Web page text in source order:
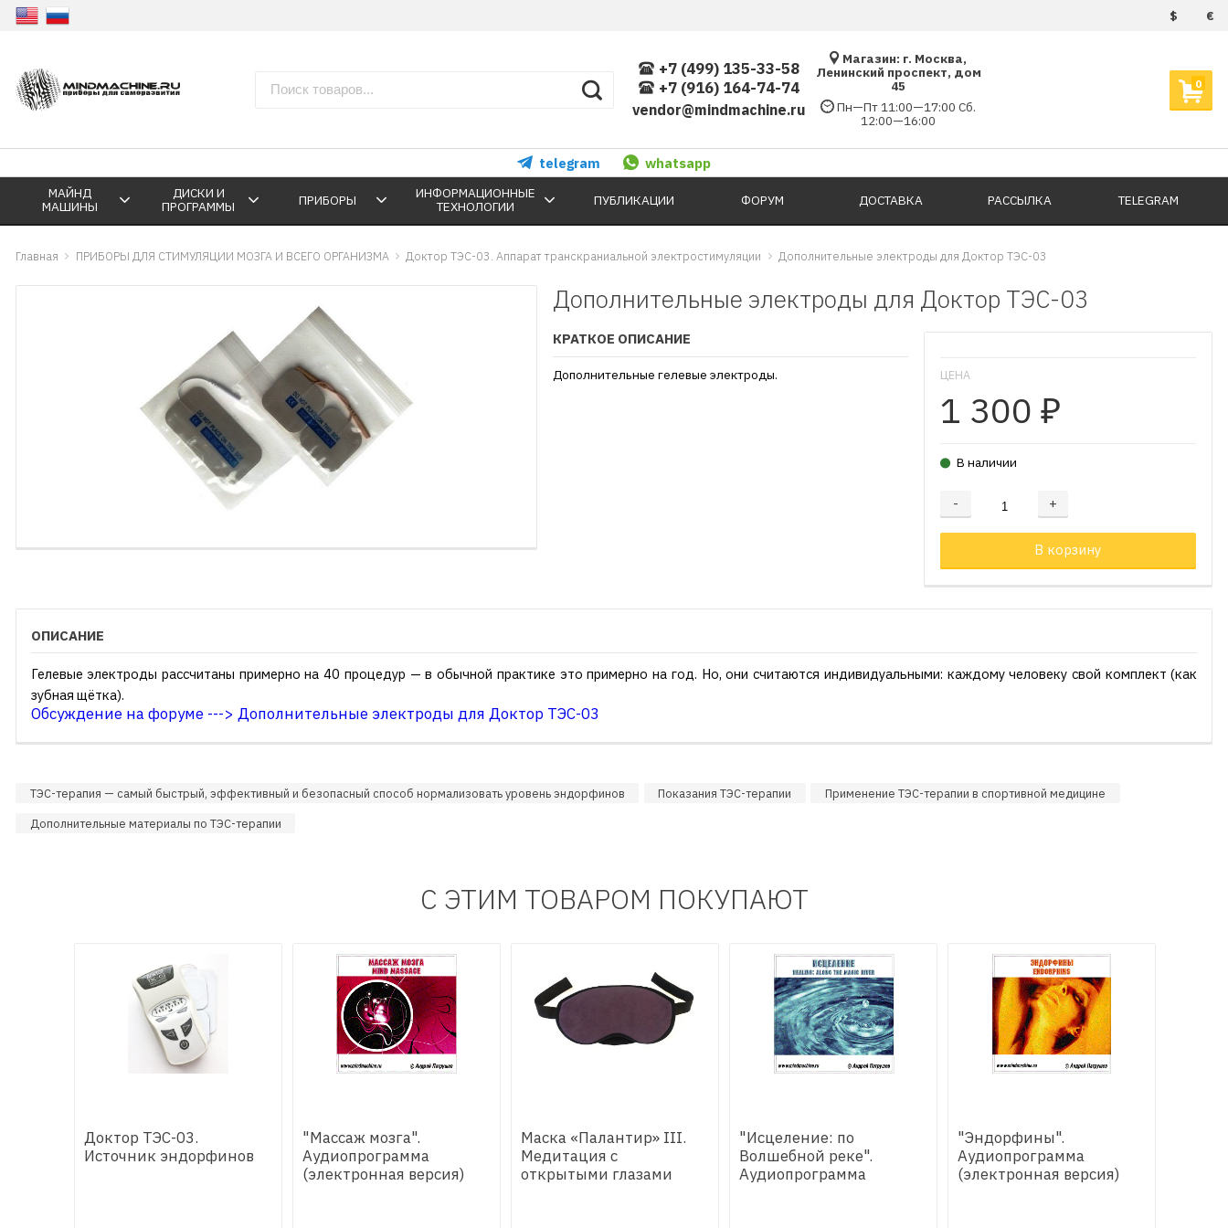
$ €
+7 (499) 135-33-58
+7 (916) 164-74-74
vendor@mindmachine.ru
Магазин: г. Москва,
Ленинский проспект, дом
45
Пн—Пт 11:00—17:00 Сб.
12:00—16:00
0
telegram whatsapp
МАЙНД
МАШИНЫ
ДИСКИ И
ПРОГРАММЫ
ПРИБОРЫ
ИНФОРМАЦИОННЫЕ
ТЕХНОЛОГИИ
ПУБЛИКАЦИИ ФОРУМ ДОСТАВКА РАССЫЛКА TELEGRAM
Главная ПРИБОРЫ ДЛЯ СТИМУЛЯЦИИ МОЗГА И ВСЕГО ОРГАНИЗМА Доктор ТЭС-03. Аппарат транскраниальной электростимуляции Дополнительные электроды для Доктор ТЭС-03
Дополнительные электроды для Доктор ТЭС-03
ЦЕНА
1 300 ₽
В наличии
- +
Добавляется...
В корзину
Добавлен
КРАТКОЕ ОПИСАНИЕ
Дополнительные гелевые электроды.
ОПИСАНИЕ
Гелевые электроды рассчитаны примерно на 40 процедур — в обычной практике это примерно на год. Но, они считаются индивидуальными: каждому человеку свой комплект (как
зубная щётка).
Обсуждение на форуме ---> Дополнительные электроды для Доктор ТЭС-03
ТЭС-терапия — самый быстрый, эффективный и безопасный способ нормализовать уровень эндорфинов Показания ТЭС-терапии Применение ТЭС-терапии в спортивной медицине
Дополнительные материалы по ТЭС-терапии
С ЭТИМ ТОВАРОМ ПОКУПАЮТ
Доктор ТЭС-03.
Источник эндорфинов
"Массаж мозга".
Аудиопрограмма
(электронная версия)
Маска «Палантир» III.
Медитация с
открытыми глазами
"Исцеление: по
Волшебной реке".
Аудиопрограмма
"Эндорфины".
Аудиопрограмма
(электронная версия)